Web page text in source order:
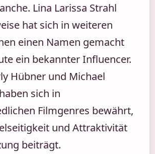
Lina Larissa Strahl
hat sich in weiteren
einen Namen gemacht
ein bekannter Influencer.
Hübner und Michael
sich in
Filmgenres bewährt,
und Attraktivität
beiträgt.